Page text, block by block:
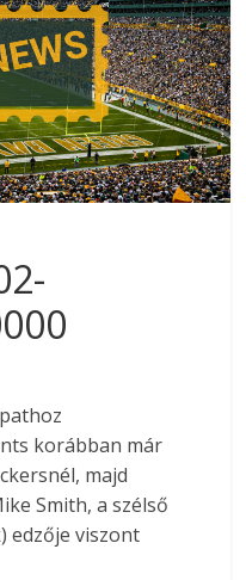
korábban már
majd
Smith, a szélső
edzője viszont